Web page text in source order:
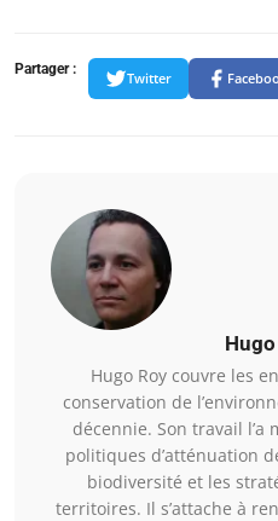
Partager :
Twitter
Hugo Roy couvre les
conservation de
décennie. Son travail
politiques d’atténuation
biodiversité et les
territoires. Il s’attache à